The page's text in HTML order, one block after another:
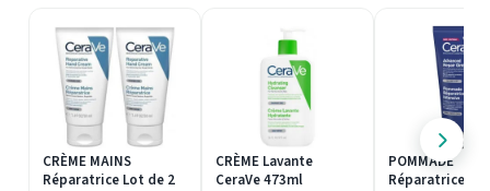
CRÈME MAINS
Réparatrice Lot de 2
CRÈME Lavante
CeraVe 473ml
POMMADE
Réparatrice